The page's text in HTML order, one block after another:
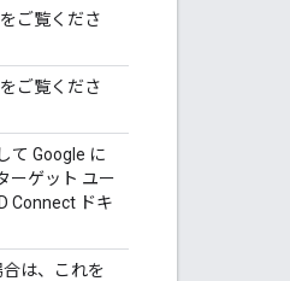
をご覧くださ
をご覧くださ
て Google に
ーゲット ユー
Connect ドキ
は、これを